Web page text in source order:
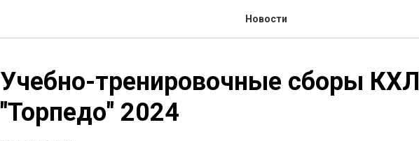
Новости
Учебно-тренировочные сборы КХЛ
"Торпедо" 2024